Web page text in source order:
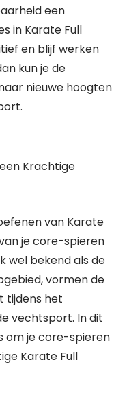
een
in Karate Full
en blijf werken
kun je de
nieuwe hoogten
Krachtige
van Karate
je core-spieren
wel bekend als de
vormen de
tijdens het
vechtsport. In dit
om je core-spieren
Karate Full